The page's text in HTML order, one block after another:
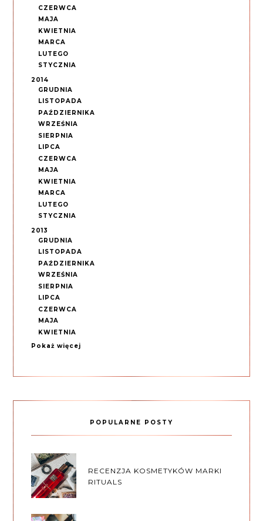
CZERWCA
MAJA
KWIETNIA
MARCA
LUTEGO
STYCZNIA
2014
GRUDNIA
LISTOPADA
PAŹDZIERNIKA
WRZEŚNIA
SIERPNIA
LIPCA
CZERWCA
MAJA
KWIETNIA
MARCA
LUTEGO
STYCZNIA
2013
GRUDNIA
LISTOPADA
PAŹDZIERNIKA
WRZEŚNIA
SIERPNIA
LIPCA
CZERWCA
MAJA
KWIETNIA
Pokaż więcej
POPULARNE POSTY
RECENZJA KOSMETYKÓW MARKI
RITUALS